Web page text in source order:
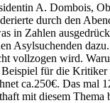
A. Dombois,
durch den
Zahlen
Asylsuchenden
vollzogen wird.
für die
ca.250€. Das
mit diesem Thema